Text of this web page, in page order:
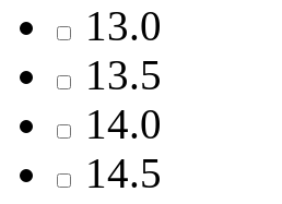
13.0
13.5
14.0
14.5